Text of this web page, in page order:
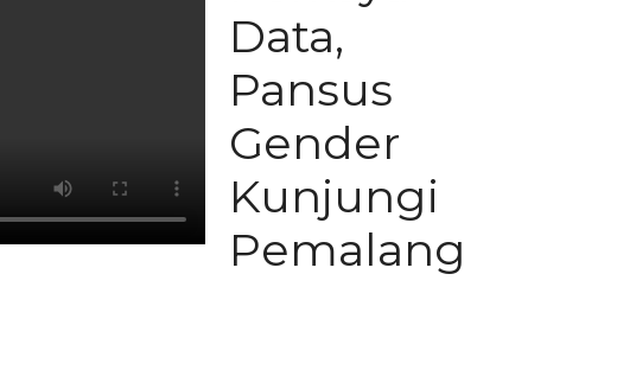
Data,
Pansus
Gender
Kunjungi
Pemalang